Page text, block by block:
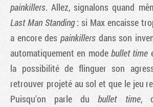
painkillers. Allez, signalons quand
Last Man Standing: si Max encaisse
a encore des painkillers dans son
automatiquement en mode bullet time
la possibilité de flinguer son
retrouver projeté au sol et que le jeu
Puisqu'on parle dubullet time,